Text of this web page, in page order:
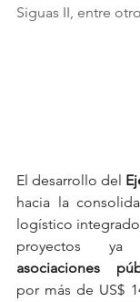
Siguas II, entre
El desarrollo del
hacia la
logístico
asociaciones
por más de US$